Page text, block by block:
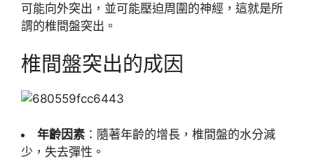
可能向外突出，並可能壓迫周圍的神經，這就是所
謂的椎間盤突出。
椎間盤突出的成因
年齡因素 ：隨著年齡的增長，椎間盤的水分減
少，失去彈性。